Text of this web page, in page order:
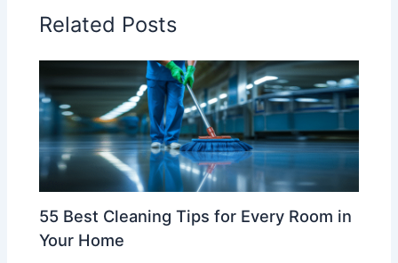
Related Posts
55 Best Cleaning Tips for Every Room in
Your Home